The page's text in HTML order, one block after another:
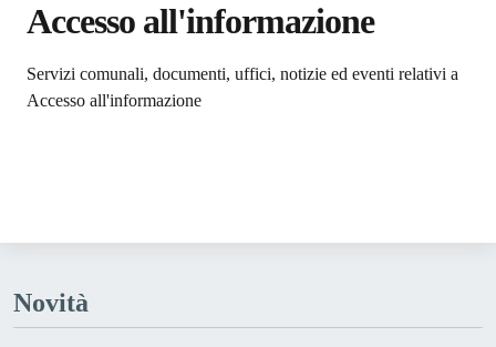
Accesso all'informazione
Dettagli dell'argomento
Servizi comunali, documenti, uffici, notizie ed eventi relativi a
Accesso all'informazione
Novità